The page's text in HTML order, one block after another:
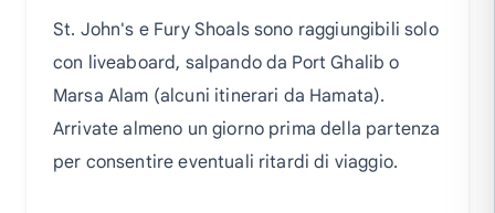
St. John's e Fury Shoals sono raggiungibili solo
con liveaboard, salpando da Port Ghalib o
Marsa Alam (alcuni itinerari da Hamata).
Arrivate almeno un giorno prima della partenza
per consentire eventuali ritardi di viaggio.